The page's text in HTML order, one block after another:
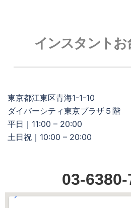
インスタントお
東京都江東区青海1-1-10
ダイバーシティ東京プラザ５階
平日｜11:00 – 20:00
土日祝｜10:00 – 20:00
03-